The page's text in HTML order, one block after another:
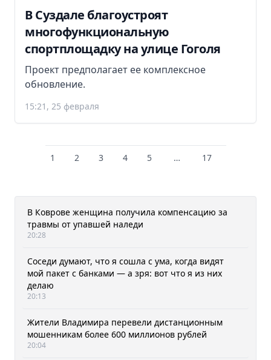
В Суздале благоустроят
многофункциональную
спортплощадку на улице Гоголя
Проект предполагает ее комплексное
обновление.
15:21, 25 февраля
1 2 3 4 5 … 17
В Коврове женщина получила компенсацию за
травмы от упавшей наледи
20:28
Соседи думают, что я сошла с ума, когда видят
мой пакет с банками — а зря: вот что я из них
делаю
20:13
Жители Владимира перевели дистанционным
мошенникам более 600 миллионов рублей
20:04